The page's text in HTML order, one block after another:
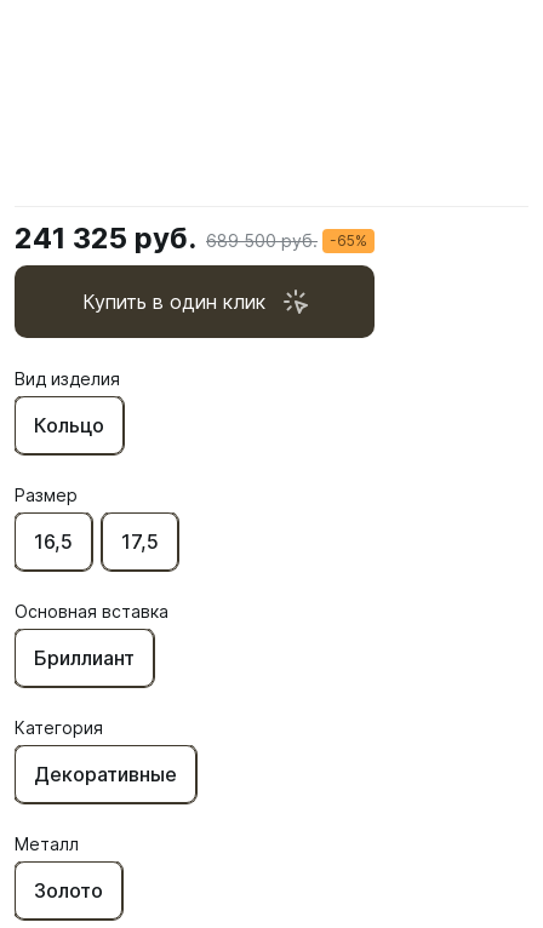
241 325 руб. 689 500 руб. -65%
Купить в один клик
Вид изделия
Кольцо
Размер
16,5 17,5
Основная вставка
Бриллиант
Категория
Декоративные
Металл
Золото